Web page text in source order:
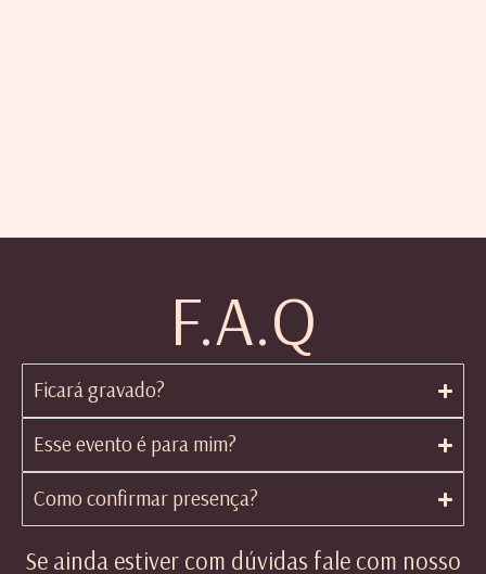
F.A.Q
Ficará gravado?
Esse evento é para mim?
Como confirmar presença?
Se ainda estiver com dúvidas fale com nosso